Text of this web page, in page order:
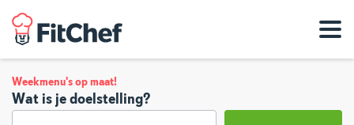
Weekmenu's op maat!
Wat is je doelstelling?